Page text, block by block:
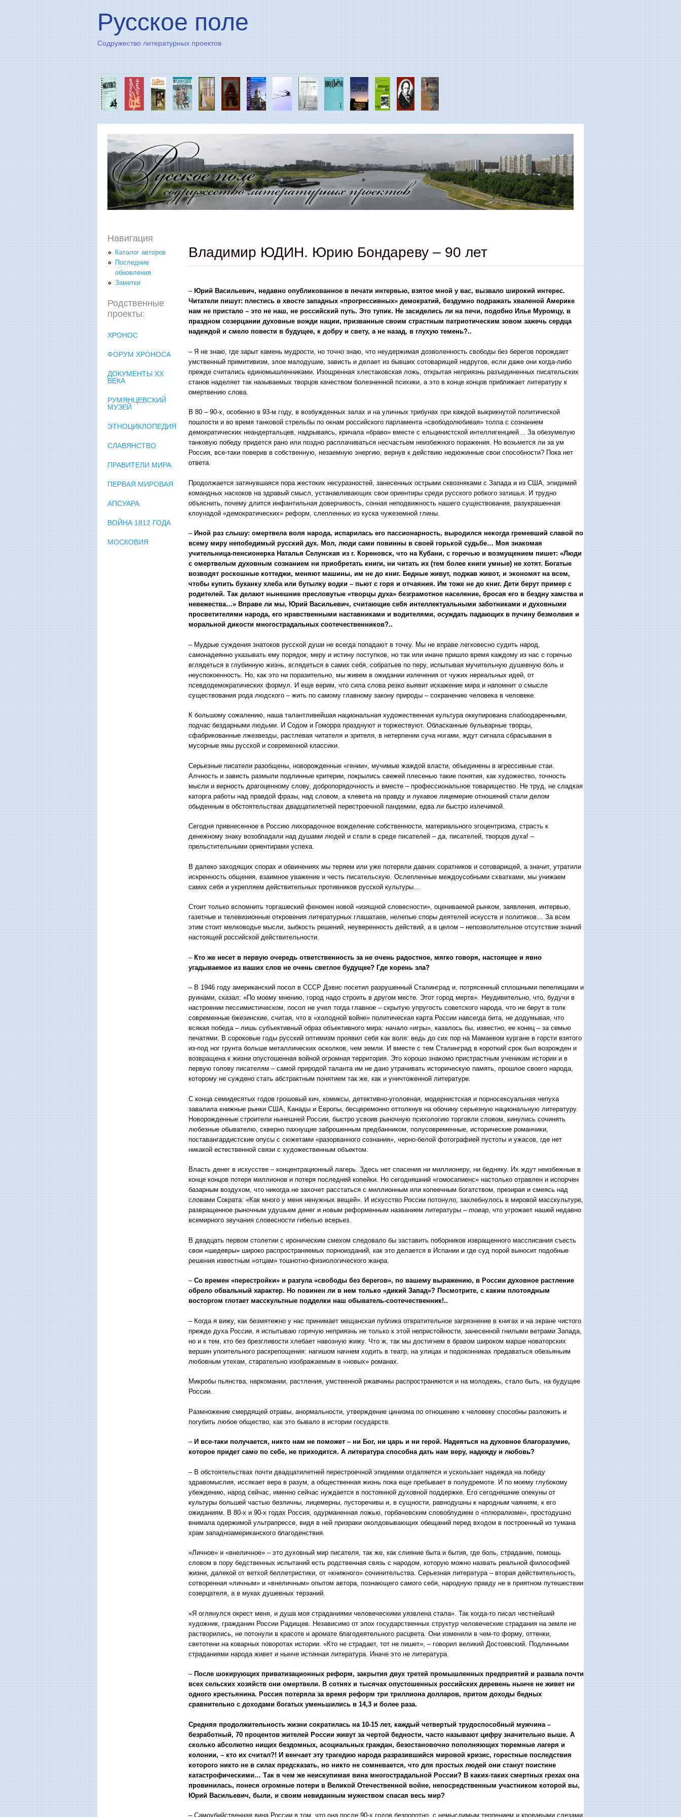
Русское поле
Содружество литературных проектов
Владимир ЮДИН. Юрию Бондареву – 90 лет
–Юрий Васильевич, недавно опубликованное в печати интервью, взятое мной у вас, вызвало широкий интерес.
Читатели пишут: плестись в хвосте западных «прогрессивных» демократий, бездумно подражать хваленой Америке
нам не пристало – это не наш, не российский путь. Это тупик. Не засиделись ли на печи, подобно Илье Муромцу, в
праздном созерцании духовные вожди нации, призванные своим страстным патриотическим зовом зажечь сердца
надеждой и смело повести в будущее, к добру и свету, а не назад, в глухую темень?..
– Я не знаю, где зарыт камень мудрости, но точно знаю, что неудержимая дозволенность свободы без берегов порождает
умственный примитивизм, злое малодушие, зависть и делает из бывших сотоварищей недругов, если даже они когда-либо
прежде считались единомышленниками. Изощренная хлестаковская ложь, открытая неприязнь разъединенных писательских
станов наделяет так называемых творцов качеством болезненной психики, а это в конце концов приближает литературу к
омертвению слова.
В 80 – 90-х, особенно в 93-м году, в возбужденных залах и на уличных трибунах при каждой выкрикнутой политической
пошлости и во время танковой стрельбы по окнам российского парламента «свободолюбивая» толпа с сознанием
демократических неандертальцев, надрываясь, кричала «браво» вместе с ельцинистской интеллигенцией… За обезумелую
танковую победу придется рано или поздно расплачиваться несчастьем неизбежного поражения. Но возьмется ли за ум
Россия, все-таки поверив в собственную, незаемную энергию, вернув к действию недюжинные свои способности? Пока нет
ответа.
Продолжается затянувшаяся пора жестоких несуразностей, занесенных острыми сквозняками с Запада и из США, эпидемий
командных наскоков на здравый смысл, устанавливающих свои ориентиры среди русского робкого затишья. И трудно
объяснить, почему длится инфантильная доверчивость, сонная неподвижность нашего существования, разукрашенная
клоунадой «демократических» реформ, слепленных из куска чужеземной глины.
–Иной раз слышу: омертвела воля народа, испарилась его пассионарность, выродился некогда гремевший славой по
всему миру непобедимый русский дух. Мол, люди сами повинны в своей горькой судьбе… Моя знакомая
учительница-пенсионерка Наталья Селунская из г. Кореновск, что на Кубани, с горечью и возмущением пишет: «Люди
с омертвелым духовным сознанием ни приобретать книги, ни читать их (тем более книги умные) не хотят. Богатые
возводят роскошные коттеджи, меняют машины, им не до книг. Бедные живут, поджав живот, и экономят на всем,
чтобы купить буханку хлеба или бутылку водки – пьют с горя и отчаяния. Им тоже не до книг. Дети берут пример с
родителей. Так делают нынешние пресловутые «творцы духа» безграмотное население, бросая его в бездну хамства и
невежества…» Вправе ли мы, Юрий Васильевич, считающие себя интеллектуальными заботниками и духовными
просветителями народа, его нравственными наставниками и водителями, осуждать падающих в пучину безмолвия и
моральной дикости многострадальных соотечественников?..
– Мудрые суждения знатоков русской души не всегда попадают в точку. Мы не вправе легковесно судить народ,
самонадеянно указывать ему порядок, меру и истину поступков, но так или иначе пришло время каждому из нас с горечью
вглядеться в глубинную жизнь, вглядеться в самих себя, собратьев по перу, испытывая мучительную душевную боль и
неуспокоенность. Но, как это ни поразительно, мы живем в ожидании излечения от чужих нереальных идей, от
псевдодемократических формул. И еще верим, что сила слова резко выявит искажение мира и напомнит о смысле
существования рода людского – жить по самому главному закону природы – сохранению человека в человеке.
К большому сожалению, наша талантливейшая национальная художественная культура оккупирована слабоодаренными,
подчас бездарными людьми. И Содом и Гоморра празднуют и торжествуют. Обласканные бульварные творцы,
сфабрикованные лжезвезды, растлевая читателя и зрителя, в нетерпении суча ногами, ждут сигнала сбрасывания в
мусорные ямы русской и современной классики.
Серьезные писатели разобщены, новорожденные «гении», мучимые жаждой власти, объединены в агрессивные стаи.
Алчность и зависть размыли подлинные критерии, покрылись свежей плесенью такие понятия, как художество, точность
мысли и верность драгоценному слову, добропорядочность и вместе – профессиональное товарищество. Не труд, не сладкая
каторга работы над правдой фразы, над словом, а клевета на правду и лукавое лицемерие отношений стали делом
обыденным в обстоятельствах двадцатилетней перестроечной пандемии, едва ли быстро излечимой.
Сегодня привнесенное в Россию лихорадочное вожделение собственности, материального эгоцентризма, страсть к
денежному знаку возобладали над душами людей и стали в среде писателей – да, писателей, творцов духа! –
прельстительными ориентирами успеха.
В далеко заходящих спорах и обвинениях мы теряем или уже потеряли давних соратников и сотоварищей, а значит, утратили
искренность общения, взаимное уважение и честь писательскую. Ослепленные междоусобными схватками, мы унижаем
самих себя и укрепляем действительных противников русской культуры…
Стоит только вспомнить торгашеский феномен новой «изящной словесности», оцениваемой рынком, заявления, интервью,
газетные и телевизионные откровения литературных глашатаев, нелепые споры деятелей искусств и политиков… За всем
этим стоит мелководье мысли, зыбкость решений, неуверенность действий, а в целом – непозволительное отсутствие знаний
настоящей российской действительности.
–Кто же несет в первую очередь ответственность за не очень радостное, мягко говоря, настоящее и явно
угадываемое из ваших слов не очень светлое будущее? Где корень зла?
– В 1946 году американский посол в СССР Дэвис посетил разрушенный Сталинград и, потрясенный сплошными пепелищами и
руинами, сказал: «По моему мнению, город надо строить в другом месте. Этот город мертв». Неудивительно, что, будучи в
настроении пессимистическом, посол не учел тогда главное – скрытую упругость советского народа, что не берут в толк
современные бжезинские, считая, что в «холодной войне» политическая карта России навсегда бита, не додумывая, что
всякая победа – лишь субъективный образ объективного мира: начало «игры», казалось бы, известно, ее конец – за семью
печатями. В сороковые годы русский оптимизм проявил себя как воля: ведь до сих пор на Мамаевом кургане в горсти взятого
из-под ног грунта больше металлических осколков, чем земли. И вместе с тем Сталинград в короткий срок был возрожден и
возвращена к жизни опустошенная войной огромная территория. Это хорошо знакомо пристрастным ученикам истории и в
первую голову писателям – самой природой таланта им не дано утрачивать историческую память, прошлое своего народа,
которому не суждено стать абстрактным понятием так же, как и уничтоженной литературе.
С конца семидесятых годов грошовый кич, комиксы, детективно-уголовная, модернистская и порносексуальная чепуха
завалила книжные рынки США, Канады и Европы, бесцеремонно оттолкнув на обочину серьезную национальную литературу.
Новорожденные строители нынешней России, быстро усвоив рыночную психологию торговли словом, кинулись сочинять
любезные обывателю, скверно пахнущие заброшенным предбанником, полусовременные, исторические романчики,
поставангардистские опусы с сюжетами «разорванного сознания», черно-белой фотографией пустоты и ужасов, где нет
никакой естественной связи с художественным объектом.
Власть денег в искусстве – концентрационный лагерь. Здесь нет спасения ни миллионеру, ни бедняку. Их ждут неизбежные в
конце концов потеря миллионов и потеря последней копейки. Но сегодняшний «гомосапиенс» настолько отравлен и испорчен
базарным воздухом, что никогда не захочет расстаться с миллионным или копеечным богатством, презирая и смеясь над
словами Сократа: «Как много у меня ненужных вещей». И искусство России потонуло, захлебнулось в мировой масскультуре,
развращенное рыночным удушьем денег и новым реформенным названием литературы – товар, что угрожает нашей недавно
всемирного звучания словесности гибелью всерьез.
В двадцать первом столетии с ироническим смехом следовало бы заставить поборников извращенного массписания съесть
свои «шедевры» широко распространяемых порноизданий, как это делается в Испании и где суд порой выносит подобные
решения известным «отцам» тошнотно-физиологического жанра.
–Со времен «перестройки» и разгула «свободы без берегов», по вашему выражению, в России духовное растление
обрело обвальный характер. Но повинен ли в нем только «дикий Запад»? Посмотрите, с каким плотоядным
восторгом глотает масскультные подделки наш обыватель-соотечественник!..
– Когда я вижу, как безмятежно у нас принимает мещанская публика отвратительное загрязнение в книгах и на экране чистого
прежде духа России, я испытываю горячую неприязнь не только к этой непристойности, занесенной гнилыми ветрами Запада,
но и к тем, кто без брезгливости хлебает навозную жижу. Что ж, так мы достигнем в бравом широком марше новаторских
вершин упоительного раскрепощения: нагишом начнем ходить в театр, на улицах и подоконниках предаваться обезьяньим
любовным утехам, старательно изображаемым в «новых» романах.
Микробы пьянства, наркомании, растления, умственной ржавчины распространяются и на молодежь, стало быть, на будущее
России.
Размножение смердящей отравы, анормальности, утверждение цинизма по отношению к человеку способны разложить и
погубить любое общество, как это бывало в истории государств.
–И все-таки получается, никто нам не поможет – ни Бог, ни царь и ни герой. Надеяться на духовное благоразумие,
которое придет само по себе, не приходится. А литература способна дать нам веру, надежду и любовь?
– В обстоятельствах почти двадцатилетней перестроечной эпидемии отдаляется и ускользает надежда на победу
здравомыслия, иссякает вера в разум, а общественная жизнь пока еще пребывает в полудремоте. И по моему глубокому
убеждению, народ сейчас, именно сейчас нуждается в постоянной духовной поддержке. Его сегодняшние опекуны от
культуры большей частью безличны, лицемерны, пусторечивы и, в сущности, равнодушны к народным чаяниям, к его
ожиданиям. В 80-х и 90-х годах Россия, одурманенная ложью, горбачевским словоблудием о «плюрализме», простодушно
внимала одержимой ультрапрессе, видя в ней призраки околдовывающих обещаний перед входом в построенный из тумана
храм западноамериканского благоденствия.
«Личное» и «внеличное» – это духовный мир писателя, так же, как слияние быта и бытия, где боль, страдание, помощь
словом в пору бедственных испытаний есть родственная связь с народом, которую можно назвать реальной философией
жизни, далекой от ветхой беллетристики, от «книжного» сочинительства. Серьезная литература – вторая действительность,
сотворенная «личным» и «внеличным» опытом автора, познающего самого себя, народную правду не в приятном путешествии
созерцателя, а в муках душевных терзаний.
«Я оглянулся окрест меня, и душа моя страданиями человеческими уязвлена стала». Так когда-то писал честнейший
художник, гражданин России Радищев. Независимо от эпох государственных структур человеческие страдания на земле не
растворились, не потонули в красоте и аромате благодеятельного расцвета. Они изменили в чем-то форму, оттенки,
светотени на коварных поворотах истории. «Кто не страдает, тот не пишет», – говорил великий Достоевский. Подлинными
страданиями народа живет и нынче истинная литература. Иначе это не литература.
–После шокирующих приватизационных реформ, закрытия двух третей промышленных предприятий и развала почти
всех сельских хозяйств они омертвели. В сотнях и тысячах опустошенных российских деревень нынче не живет ни
одного крестьянина. Россия потеряла за время реформ три триллиона долларов, притом доходы бедных
сравнительно с доходами богатых уменьшились в 14,3 и более раза.
Средняя продолжительность жизни сократилась на 10-15 лет, каждый четвертый трудоспособный мужчина –
безработный, 70 процентов жителей России живут за чертой бедности, часто называют цифру значительно выше. А
сколько абсолютно нищих бездомных, асоциальных граждан, безостановочно пополняющих тюремные лагеря и
колонии, – кто их считал?! И венчает эту трагедию народа разразившийся мировой кризис, горестные последствия
которого никто не в силах предсказать, но никто не сомневается, что для простых людей они станут поистине
катастрофическими… Так в чем же неискупимая вина многострадальной России? В каких-таких смертных грехах она
провинилась, понеся огромные потери в Великой Отечественной войне, непосредственным участником которой вы,
Юрий Васильевич, были, и своим невиданным мужеством спасая весь мир?
– Самоубийственная вина России в том, что она после 90-х годов безропотно, с немыслимым терпением и кровавыми слезами
Навигация
Каталог авторов
Последние
обновления
Заметки
Родственные
проекты:
ХРОНОС
ФОРУМ ХРОНОСА
ДОКУМЕНТЫ XX
ВЕКА
РУМЯНЦЕВСКИЙ
МУЗЕЙ
ЭТНОЦИКЛОПЕДИЯ
СЛАВЯНСТВО
ПРАВИТЕЛИ МИРА
ПЕРВАЯ МИРОВАЯ
АПСУАРА
ВОЙНА 1812 ГОДА
МОСКОВИЯ